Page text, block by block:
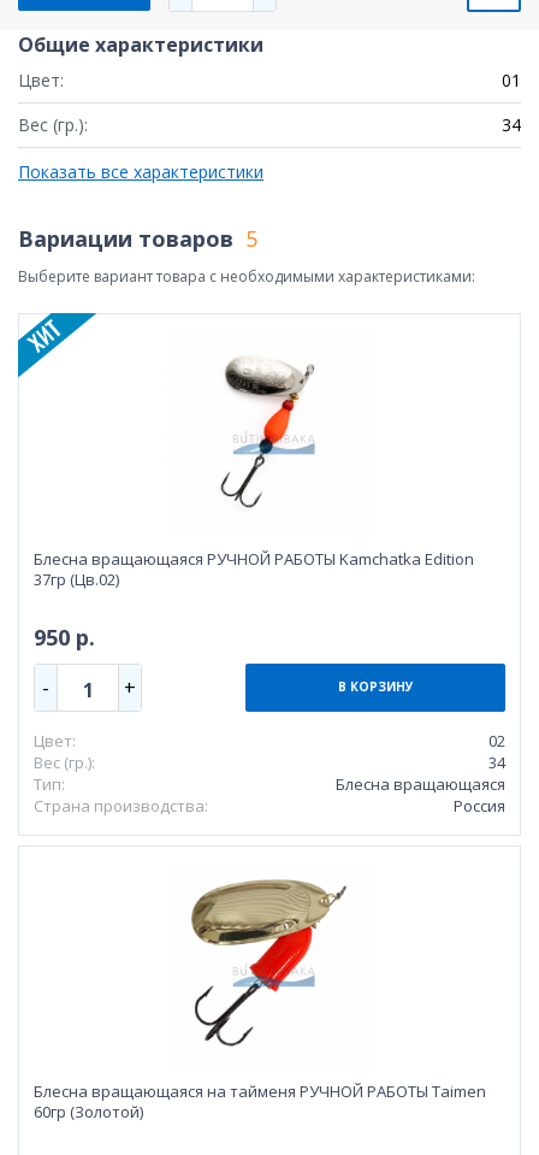
Общие характеристики
Цвет:
01
Вес (гр.):
34
Показать все характеристики
Вариации товаров 5
Выберите вариант товара с необходимыми характеристиками:
Блесна вращающаяся РУЧНОЙ РАБОТЫ Kamchatka Edition
37гр (Цв.02)
950 р.
- 1 + В КОРЗИНУ
Цвет:
02
Вес (гр.):
34
Тип:
Блесна вращающаяся
Страна производства:
Россия
Блесна вращающаяся на тайменя РУЧНОЙ РАБОТЫ Taimen
60гр (Золотой)